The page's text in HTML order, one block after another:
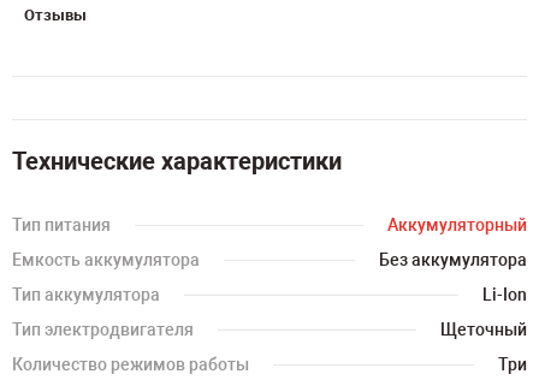
Отзывы
Технические характеристики
Тип питания
Аккумуляторный
Емкость аккумулятора
Без аккумулятора
Тип аккумулятора
Li-Ion
Тип электродвигателя
Щеточный
Количество режимов работы
Три